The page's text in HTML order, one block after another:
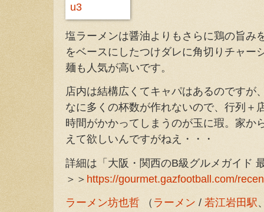
塩ラーメンは醤油よりもさらに鶏の旨み
をベースにしたつけダレに角切りチャー
麺も人気が高いです。
店内は結構広くてキャパはあるのですが
なに多くの杯数が作れないので、行列＋
時間がかかってしまうのが玉に瑕。家か
えて欲しいんですがねえ・・・
詳細は「大阪・関西のB級グルメガイド
＞＞ https://gourmet.gazfootball.com/
ラーメン坊也哲 （ ラーメン / 若江岩田駅